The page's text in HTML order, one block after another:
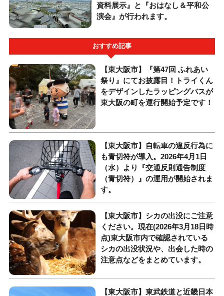
資料展示』と『おはなし＆平和公
演会』が行われます。
おすすめ記事
【東大阪市】『第47回 ふれあい
祭り』にてお披露目！トライくん
をデザインしたラッピングバスが
東大阪の町を運行開始予定です！
【東大阪市】自転車の違反行為に
も青切符が導入。2026年4月1日
（水）より『交通反則通告制度
（青切符）』の運用が開始されま
す。
【東大阪市】シカの出没にご注意
ください。現在(2026年3月18日時
点)東大阪市内で確認されている
シカの出没状況や、出会した時の
注意点などをまとめています。
【東大阪市】東武鉄道と近畿日本